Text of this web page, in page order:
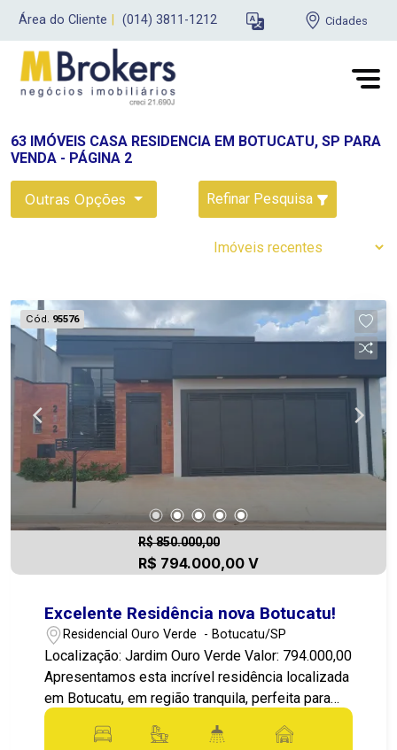
Área do Cliente (014) 3811-1212 Cidades
63 IMÓVEIS CASA RESIDENCIA EM BOTUCATU, SP PARA
VENDA - PÁGINA 2
Outras Opções Refinar Pesquisa
Cód. 95576
R$ 850.000,00
R$ 794.000,00 V
Excelente Residência nova Botucatu!
Residencial Ouro Verde - Botucatu/SP
Localização: Jardim Ouro Verde Valor: 794.000,00
Apresentamos esta incrível residência localizada
em Botucatu, em região tranquila, perfeita para
quem busca conforto e qualidade de vida. O
imóvel conta com 3 suíte(s), lavabo, ampla sala